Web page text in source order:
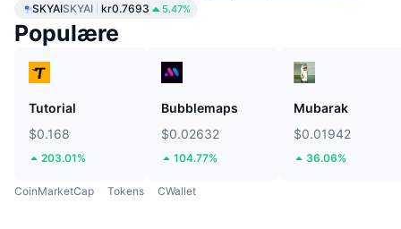
SKYAISKYAI kr0.7693 5.47%
Populære
Tutorial
$0.168
203.01%
Bubblemaps
$0.02632
104.77%
Mubarak
$0.01942
36.06%
CoinMarketCap Tokens CWallet